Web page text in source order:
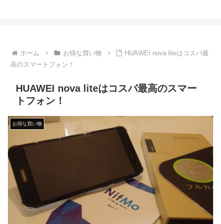
ホーム お得な買い物
HUAWEI nova liteはコスパ最
高のスマートフォン！
HUAWEI nova liteはコスパ最高のスマー
トフォン！
お得な買い物